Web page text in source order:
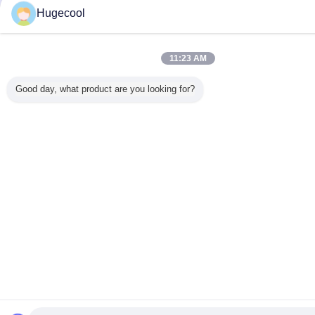
Hugecool
11:23 AM
Good day, what product are you looking for?